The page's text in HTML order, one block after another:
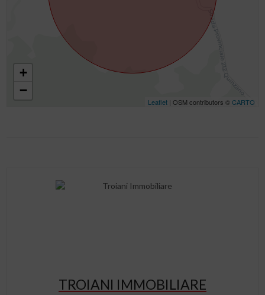
+
−
Leaflet| OSM contributors ©CARTO
TROIANI IMMOBILIARE